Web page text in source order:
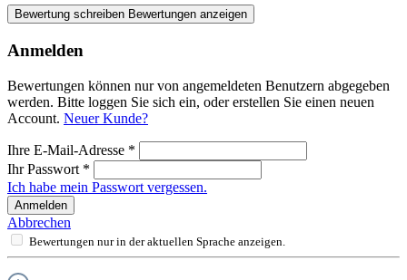
Bewertung schreiben Bewertungen anzeigen
Anmelden
Bewertungen können nur von angemeldeten Benutzern abgegeben
werden. Bitte loggen Sie sich ein, oder erstellen Sie einen neuen
Account. Neuer Kunde?
Ihre E-Mail-Adresse *
Ihr Passwort *
Ich habe mein Passwort vergessen.
Anmelden
Abbrechen
Bewertungen nur in der aktuellen Sprache anzeigen.